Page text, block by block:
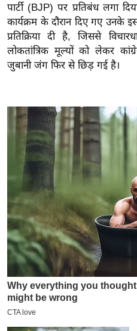
रा
य
ब
ज
ट
ल
क्रि
L
2
0
2
क्रा
इ
पार्टी (BJP) पर प्रतिबंध लगा
कार्यक्रम के दौरान दिए गए उनके इस
प्रतिक्रिया दी है, जिससे
लोकतांत्रिक मूल्यों को लेकर
जुबानी जंग फिर से छिड़ गई है।